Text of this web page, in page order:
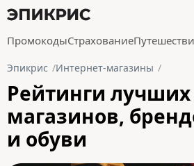
ПромокодыСтрахование
Эпикрис Интернет-магазины
Рейтинги лучших
магазинов,
и обуви